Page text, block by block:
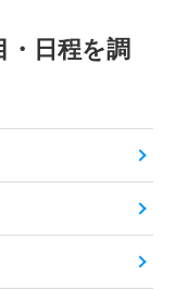
・日程を調